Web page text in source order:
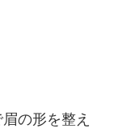
の形を整え